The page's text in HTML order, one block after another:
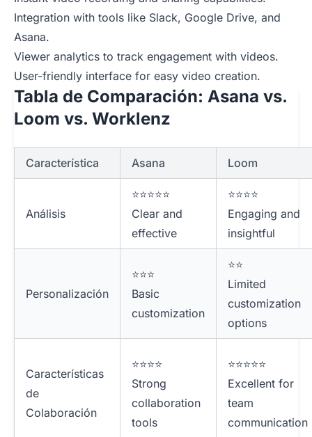
Integration with tools like Slack, Google Drive, and
Asana.
Viewer analytics to track engagement with videos.
User-friendly interface for easy video creation.
Tabla de Comparación: Asana vs.
Loom vs. Worklenz
Característica Asana Loom
Análisis
⭐⭐⭐⭐⭐
Clear and
effective
⭐⭐⭐⭐
Engaging and
insightful
Personalización
⭐⭐⭐
Basic
customization
⭐⭐
Limited
customization
options
Características
de
Colaboración
⭐⭐⭐⭐
Strong
collaboration
tools
⭐⭐⭐⭐⭐
Excellent for
team
communication